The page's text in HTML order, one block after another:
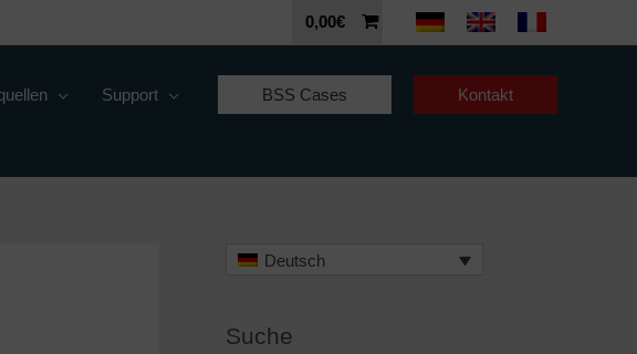
0,00€
Support BSS Cases Kontakt
Deutsch
Suche